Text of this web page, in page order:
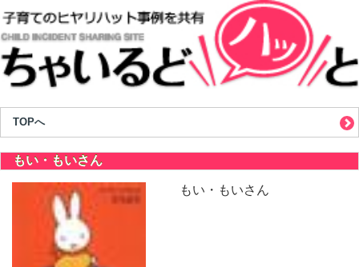
TOPへ
もい・もいさん
もい・もいさん